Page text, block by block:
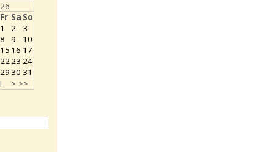
Fr Sa So
> >>
1 2
3
8 9
10
15 16 17
2223 24
2930 31